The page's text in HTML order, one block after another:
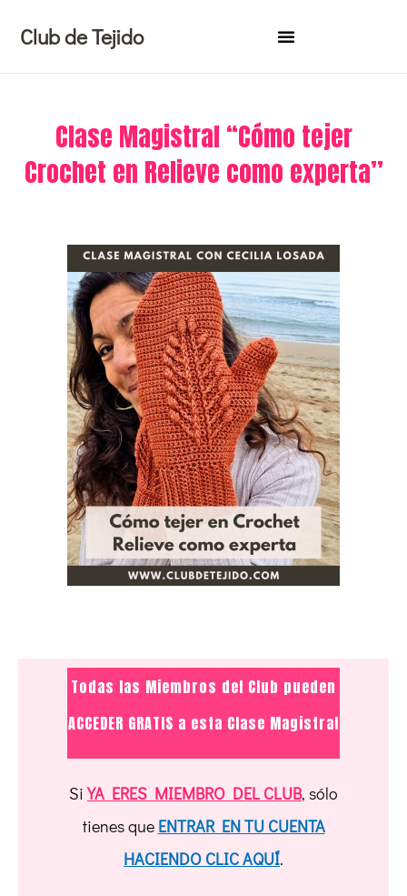
contenido
Club de Tejido
Clase Magistral “Cómo tejer
Crochet en Relieve como experta”
Todas las Miembros del Club pueden
ACCEDER GRATIS a esta Clase Magistral
SiYA ERES MIEMBRO DEL CLUB, sólo
tienes que ENTRAR EN TU CUENTA
HACIENDO CLIC AQUÍ.